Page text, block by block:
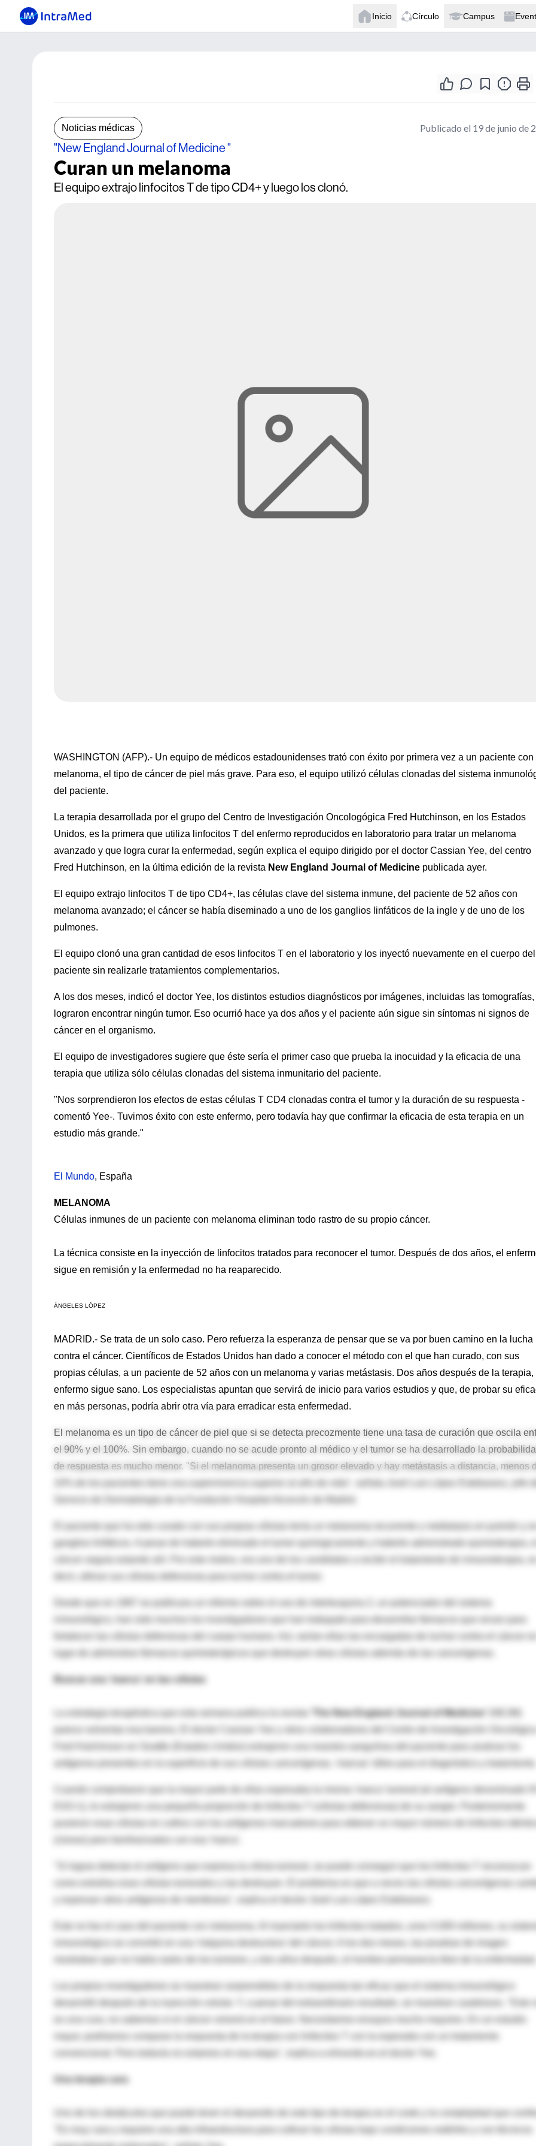
Inicio Círculo Campus
Noticias médicas Publicado el 19 de junio de
"New England Journal of Medicine "
Curan un melanoma
El equipo extrajo linfocitos T de tipo CD4+ y luego los clonó.
WASHINGTON (AFP).- Un equipo de médicos estadounidenses trató con éxito por primera vez a un paciente con
melanoma, el tipo de cáncer de piel más grave. Para eso, el equipo utilizó células clonadas del sistema
del paciente.
La terapia desarrollada por el grupo del Centro de Investigación Oncologógica Fred Hutchinson, en los Estados
Unidos, es la primera que utiliza linfocitos T del enfermo reproducidos en laboratorio para tratar un melanoma
avanzado y que logra curar la enfermedad, según explica el equipo dirigido por el doctor Cassian Yee, del centro
Fred Hutchinson, en la última edición de la revista New England Journal of Medicine publicada ayer.
El equipo extrajo linfocitos T de tipo CD4+, las células clave del sistema inmune, del paciente de 52 años con
melanoma avanzado; el cáncer se había diseminado a uno de los ganglios linfáticos de la ingle y de uno de los
pulmones.
El equipo clonó una gran cantidad de esos linfocitos T en el laboratorio y los inyectó nuevamente en el cuerpo del
paciente sin realizarle tratamientos complementarios.
A los dos meses, indicó el doctor Yee, los distintos estudios diagnósticos por imágenes, incluidas las tomografías,
lograron encontrar ningún tumor. Eso ocurrió hace ya dos años y el paciente aún sigue sin síntomas ni signos de
cáncer en el organismo.
El equipo de investigadores sugiere que éste sería el primer caso que prueba la inocuidad y la eficacia de una
terapia que utiliza sólo células clonadas del sistema inmunitario del paciente.
"Nos sorprendieron los efectos de estas células T CD4 clonadas contra el tumor y la duración de su respuesta -
comentó Yee-. Tuvimos éxito con este enfermo, pero todavía hay que confirmar la eficacia de esta terapia en un
estudio más grande."
El Mundo, España
MELANOMA
Células inmunes de un paciente con melanoma eliminan todo rastro de su propio cáncer.
La técnica consiste en la inyección de linfocitos tratados para reconocer el tumor. Después de dos años, el
sigue en remisión y la enfermedad no ha reaparecido.
ÁNGELES LÓPEZ
MADRID.- Se trata de un solo caso. Pero refuerza la esperanza de pensar que se va por buen camino en la lucha
contra el cáncer. Científicos de Estados Unidos han dado a conocer el método con el que han curado, con sus
propias células, a un paciente de 52 años con un melanoma y varias metástasis. Dos años después de la terapia,
enfermo sigue sano. Los especialistas apuntan que servirá de inicio para varios estudios y que, de probar su
en más personas, podría abrir otra vía para erradicar esta enfermedad.
El melanoma es un tipo de cáncer de piel que si se detecta precozmente tiene una tasa de curación que oscila
el 90% y el 100%. Sin embargo, cuando no se acude pronto al médico y el tumor se ha desarrollado la
de respuesta es mucho menor. "Si el melanoma presenta un grosor elevado y hay metástasis a distancia, menos
10% de los pacientes tiene una supervivencia superior al año de vida", señala José Luis López Estebaranz, jefe
Servicio de Dermatología de la Fundación Hospital Alcorcón de Madrid.
ganglios linfáticos. A pesar de haberle eliminado el tumor quirúrgicamente y haberle administrado quimioterapia,
cáncer seguía estando ahí. Por este motivo, era uno de los candidatos a recibir el tratamiento de inmunoterapia,
Desde que en 1987 se publicara un informe sobre el uso de interleuquina 2, un potenciador del sistema
inmunológico, han sido muchos los investigadores que han trabajado para desarrollar fármacos que sirvan para
fortalecer las células defensivas del cuerpo humano. Así, serían ellas las encargadas de luchar contra el cáncer
lugar de administrar fármacos quimioterápicos que destruyen otras células además de las cancerígenas.
Buscar una 'marca' en las células
La estrategia terapéutica que esta semana publica la revista 'The New England Journal of Medicine'
parece solventar esa barrera. El doctor Cassian Yee y otros colaboradores del Centro de Investigación
Fred Hutchinson en Seattle (Estados Unidos) extrajeron una muestra sanguínea del paciente para analizar los
antígenos presentes en la superficie de sus células cancerígenas, 'marcas' útiles para el diagnóstico y
Cuando comprobaron que la mayor parte de ellas expresaba la misma 'marca' tumoral (el antígeno denominado
ESO-1), le extrajeron una pequeña proporción de linfocitos T (células defensivas) de su sangre. Posteriormente
pusieron esas células en cultivo con los antígenos marcadores para obtener un mayor número de linfocitos
"Si logras detectar el antígeno que expresa la célula tumoral, se puede conseguir que los linfocitos T reconozcan
como extrañas esas células tumorales y las destruyan. El problema es que a veces las células cancerígenas
y expresan otros antígenos de membrana", explica el doctor José Luis López Estebaranz.
inmunológico se convirtió en una 'máquina destructora' del cáncer. A los dos meses, las pruebas de imagen
Los propios investigadores se muestran sorprendidos de la respuesta tan eficaz que el sistema inmunológico
es una cura, no sabemos si el cáncer volverá en el futuro. Necesitamos ensayos mucho mayores. En un estudio
mayor, podríamos comparar la respuesta de la terapia con linfocitos T con la esperada con un tratamiento
convencional. Pero todavía no estamos en esa etapa", explica a elmundo.es el doctor Yee.
Una terapia cara
Uno de los obstáculos que puede tener el desarrollo de este tipo de terapia es el coste y la complejidad que
"Es muy cara y requiere una alta infraestructura para cultivar las células bajo condiciones estériles y con técnicos